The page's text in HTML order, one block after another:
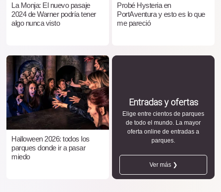
La Monja: El nuevo pasaje
2024 de Warner podría tener
algo nunca visto
Probé Hysteria en
PortAventura y esto es lo que
me pareció
Halloween 2026: todos los
parques donde ir a pasar
miedo
Entradas y ofertas
Elige entre cientos de parques
de todo el mundo. La mayor
oferta online de entradas a
parques.
Ver más ❯